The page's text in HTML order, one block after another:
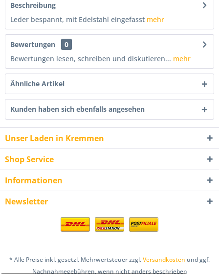
Beschreibung
Leder bespannt, mit Edelstahl eingefasst mehr
Bewertungen
0
Bewertungen lesen, schreiben und diskutieren... mehr
Ähnliche Artikel
Kunden haben sich ebenfalls angesehen
Unser Laden in Kremmen
Shop Service
Informationen
Newsletter
* Alle Preise inkl. gesetzl. Mehrwertsteuer zzgl.Versandkosten und ggf.
Nachnahmegebühren, wenn nicht anders beschrieben